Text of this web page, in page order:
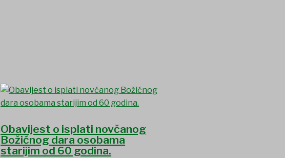
Obavijest o isplati novčanog
Božićnog dara osobama
starijim od 60 godina.